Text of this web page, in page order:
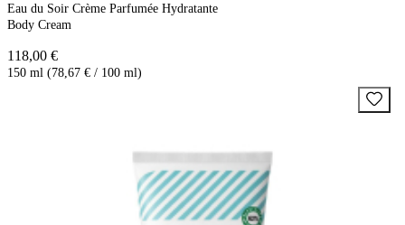
Eau du Soir Crème Parfumée Hydratante
Body Cream
118,00 €
150 ml (78,67 € / 100 ml)